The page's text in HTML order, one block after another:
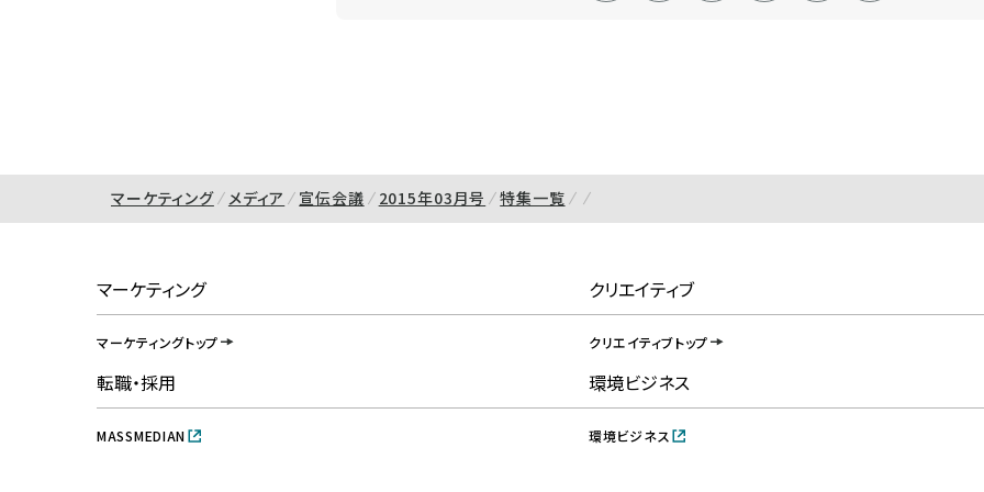
マーケティング メディア 宣伝会議 2015年03月号 特集一覧
マーケティング
マーケティングトップ
クリエイティブ
クリエイティブトップ
転職・採用
MASSMEDIAN
環境ビジネス
環境ビジネス